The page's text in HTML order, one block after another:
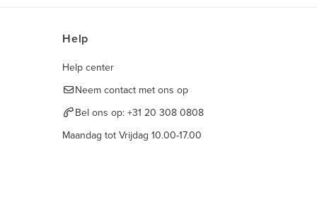
Help
Help center
Neem contact met ons op
Bel ons op: +31 20 308 0808
Maandag tot Vrijdag 10.00-17.00